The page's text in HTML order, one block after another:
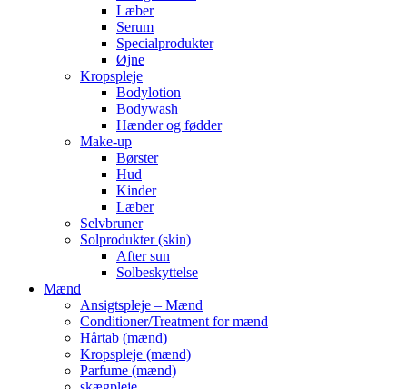
Læber
Serum
Specialprodukter
Øjne
Kropspleje
Bodylotion
Bodywash
Hænder og fødder
Make-up
Børster
Hud
Kinder
Læber
Selvbruner
Solprodukter (skin)
After sun
Solbeskyttelse
Mænd
Ansigtspleje – Mænd
Conditioner/Treatment for mænd
Hårtab (mænd)
Kropspleje (mænd)
Parfume (mænd)